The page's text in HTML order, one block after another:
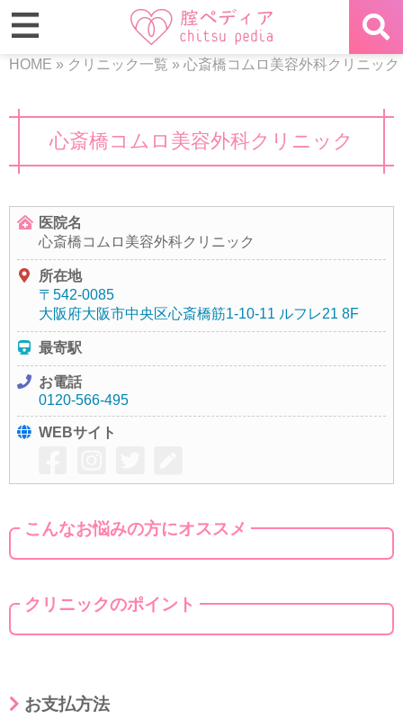
HOME » クリニック一覧 » 心斎橋コムロ美容外科クリニック
心斎橋コムロ美容外科クリニック
医院名
心斎橋コムロ美容外科クリニック
所在地
〒542-0085
大阪府大阪市中央区心斎橋筋1-10-11 ルフレ21 8F
最寄駅
お電話
0120-566-495
WEBサイト
こんなお悩みの方にオススメ
クリニックのポイント
お支払方法